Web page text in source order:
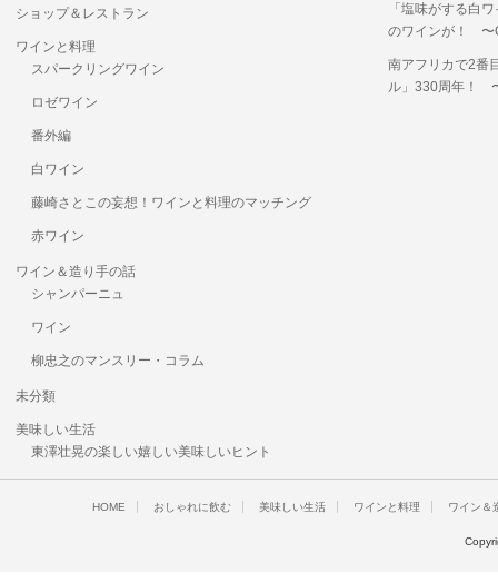
ショップ＆レストラン
ワインと料理
スパークリングワイン
ロゼワイン
番外編
白ワイン
藤崎さとこの妄想！ワインと料理のマッチング
赤ワイン
ワイン＆造り手の話
シャンパーニュ
ワイン
柳忠之のマンスリー・コラム
未分類
美味しい生活
東澤壮晃の楽しい嬉しい美味しいヒント
「塩味がする白
のワインが！ 〜
南アフリカで2番
ル」330周年！
HOME おしゃれに飲む 美味しい生活 ワインと料理 ワイン＆